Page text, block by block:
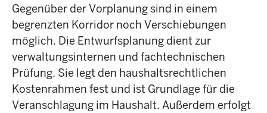
Gegenüber der Vorplanung sind in einem
begrenzten Korridor noch Verschiebungen
möglich. Die Entwurfsplanung dient zur
verwaltungsinternen und fachtechnischen
Prüfung. Sie legt den haushaltsrechtlichen
Kostenrahmen fest und ist Grundlage für die
Veranschlagung im Haushalt. Außerdem erfolgt